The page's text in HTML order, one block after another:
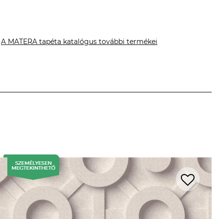
A MATERA tapéta katalógus további termékei